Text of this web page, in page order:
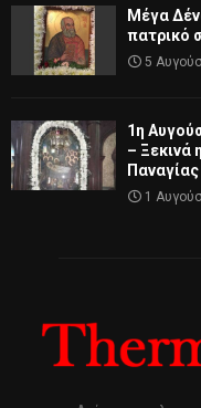
Μέγα
πατρικό
5
1η
– Ξεκινά
Παναγίας
1